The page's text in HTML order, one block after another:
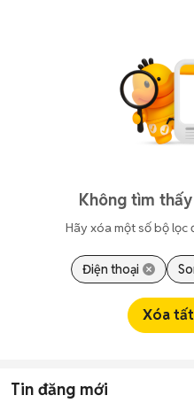
Không tìm
Hãy xóa một số bộ lọc
Điện thoại
Xóa
Tin đăng mới